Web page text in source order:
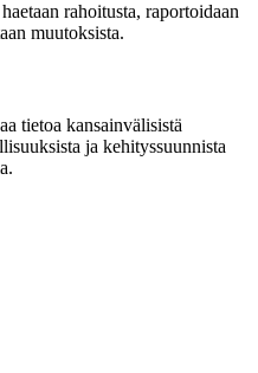
rahoitusta, raportoidaan
muutoksista.
tietoa kansainvälisistä
ja kehityssuunnista